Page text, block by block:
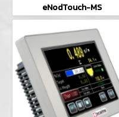
eNodTouch-MS